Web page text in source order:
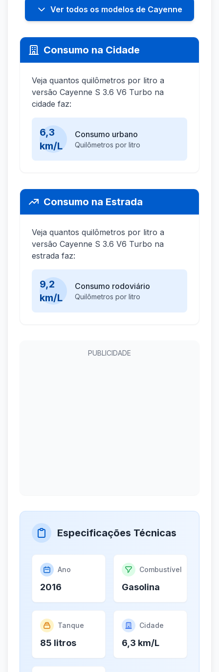
Ver todos os modelos de Cayenne
Consumo na Cidade
Veja quantos quilômetros por litro a
versão Cayenne S 3.6 V6 Turbo na
cidade faz:
6,3
km/L
Consumo urbano
Quilômetros por litro
Consumo na Estrada
Veja quantos quilômetros por litro a
versão Cayenne S 3.6 V6 Turbo na
estrada faz:
9,2
km/L
Consumo rodoviário
Quilômetros por litro
PUBLICIDADE
Especificações Técnicas
Ano
2016
Combustível
Gasolina
Tanque
85 litros
Cidade
6,3 km/L